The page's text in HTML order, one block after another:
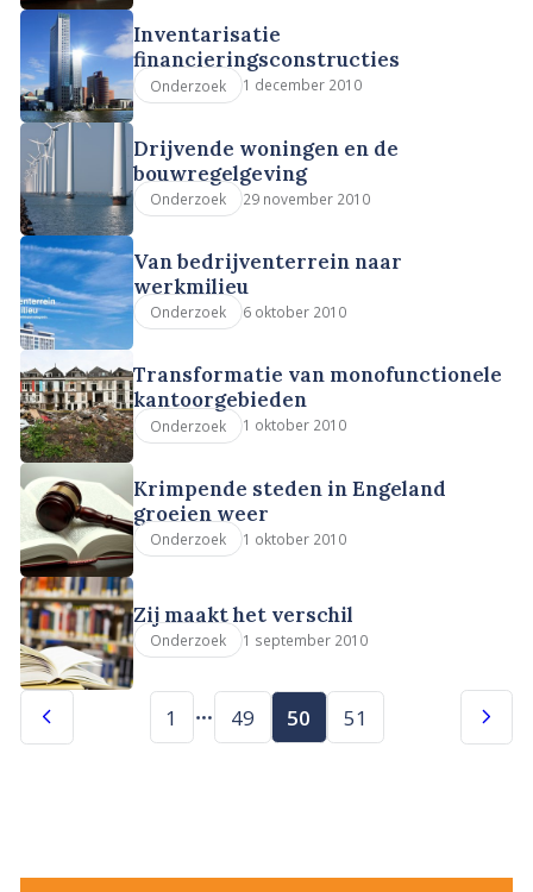
Inventarisatie
financieringsconstructies
Onderzoek 1 december 2010
Drijvende woningen en de
bouwregelgeving
Onderzoek 29 november 2010
Van bedrijventerrein naar
werkmilieu
Onderzoek 6 oktober 2010
Transformatie van monofunctionele
kantoorgebieden
Onderzoek 1 oktober 2010
Krimpende steden in Engeland
groeien weer
Onderzoek 1 oktober 2010
Zij maakt het verschil
Onderzoek 1 september 2010
1 49 50 51